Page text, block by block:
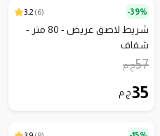
39%-
(
6
)
3.2
شريط لاصق عريض - 80 متر -
شفاف
57ج.م
35ج.م